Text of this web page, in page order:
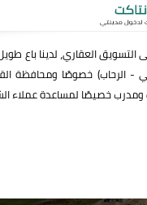
التسويق العقاري، لدينا باع
-الرحاب) خصوصًا ومحافظة
خصيصًا لمساعدة عملاء